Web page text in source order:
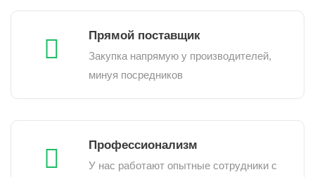
Прямой поставщик
Закупка напрямую у производителей,
минуя посредников
Профессионализм
У нас работают опытные сотрудники с